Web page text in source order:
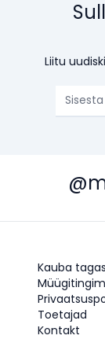
Liitu
Kauba
Toetajad
Kontakt